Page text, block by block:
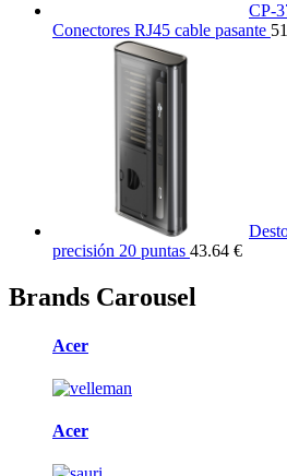
CP-
Conectores RJ45 cable pasante
precisión 20 puntas 43.64 €
Brands Carousel
Acer
Acer